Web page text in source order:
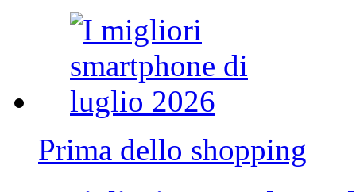
Prima dello shopping